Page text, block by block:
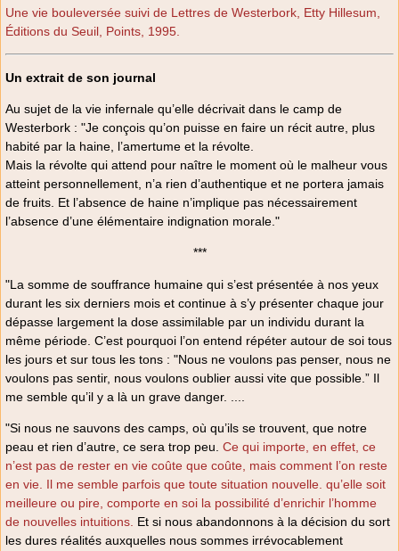
Une vie bouleversée suivi de Lettres de Westerbork, Etty Hillesum,
Éditions du Seuil, Points, 1995.
Un extrait de son journal
Au sujet de la vie infernale qu’elle décrivait dans le camp de
Westerbork : "Je conçois qu’on puisse en faire un récit autre, plus
habité par la haine, l’amertume et la révolte.
Mais la révolte qui attend pour naître le moment où le malheur vous
atteint personnellement, n’a rien d’authentique et ne portera jamais
de fruits. Et l’absence de haine n’implique pas nécessairement
l’absence d’une élémentaire indignation morale."
***
"La somme de souffrance humaine qui s’est présentée à nos yeux
durant les six derniers mois et continue à s’y présenter chaque jour
dépasse largement la dose assimilable par un individu durant la
même période. C’est pourquoi l’on entend répéter autour de soi tous
les jours et sur tous les tons : "Nous ne voulons pas penser, nous ne
voulons pas sentir, nous voulons oublier aussi vite que possible.” Il
me semble qu’il y a là un grave danger. ....
"Si nous ne sauvons des camps, où qu’ils se trouvent, que notre
peau et rien d’autre, ce sera trop peu. Ce qui importe, en effet, ce
n’est pas de rester en vie coûte que coûte, mais comment l’on reste
en vie. Il me semble parfois que toute situation nouvelle. qu’elle soit
meilleure ou pire, comporte en soi la possibilité d’enrichir l’homme
de nouvelles intuitions. Et si nous abandonnons à la décision du sort
les dures réalités auxquelles nous sommes irrévocablement